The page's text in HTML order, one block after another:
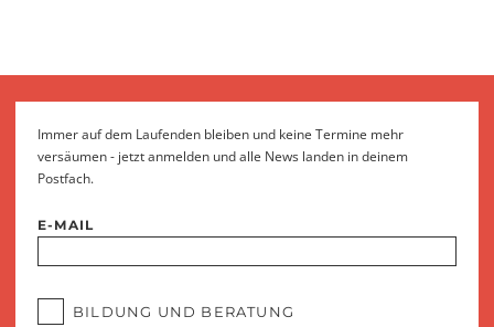
Immer auf dem Laufenden bleiben und keine Termine mehr
versäumen - jetzt anmelden und alle News landen in deinem
Postfach.
E-MAIL
BILDUNG UND BERATUNG